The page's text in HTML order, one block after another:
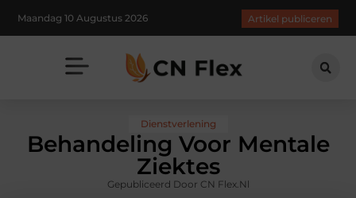
Maandag 10 Augustus 2026 Artikel publiceren
Dienstverlening
Behandeling Voor Mentale
Ziektes
Gepubliceerd Door CN Flex.nl